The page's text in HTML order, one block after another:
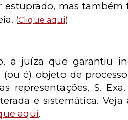
estuprado, mas
(Clique aqui)
a juíza que garantiu
é) objeto de
representações, S.
e sistemática.
aqui.